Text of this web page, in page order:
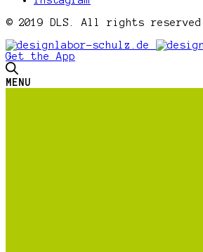
© 2019 DLS. All rights reserved.
Get the App
MENU